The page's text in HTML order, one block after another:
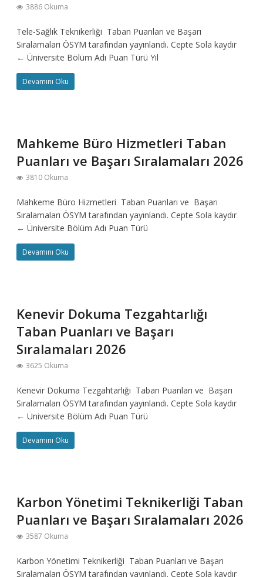
3886 Okuma
Tele-Sağlık Teknikerliği Taban Puanları ve Başarı
Sıralamaları ÖSYM tarafından yayınlandı. Cepte Sola kaydır
← Üniversite Bölüm Adı Puan Türü Yıl
Devamını Oku
Mahkeme Büro Hizmetleri Taban
Puanları ve Başarı Sıralamaları 2026
3810 Okuma
Mahkeme Büro Hizmetleri Taban Puanları ve Başarı
Sıralamaları ÖSYM tarafından yayınlandı. Cepte Sola kaydır
← Üniversite Bölüm Adı Puan Türü
Devamını Oku
Kenevir Dokuma Tezgahtarlığı
Taban Puanları ve Başarı
Sıralamaları 2026
3625 Okuma
Kenevir Dokuma Tezgahtarlığı Taban Puanları ve Başarı
Sıralamaları ÖSYM tarafından yayınlandı. Cepte Sola kaydır
← Üniversite Bölüm Adı Puan Türü
Devamını Oku
Karbon Yönetimi Teknikerliği Taban
Puanları ve Başarı Sıralamaları 2026
3587 Okuma
Karbon Yönetimi Teknikerliği Taban Puanları ve Başarı
Sıralamaları ÖSYM tarafından yayınlandı. Cepte Sola kaydır